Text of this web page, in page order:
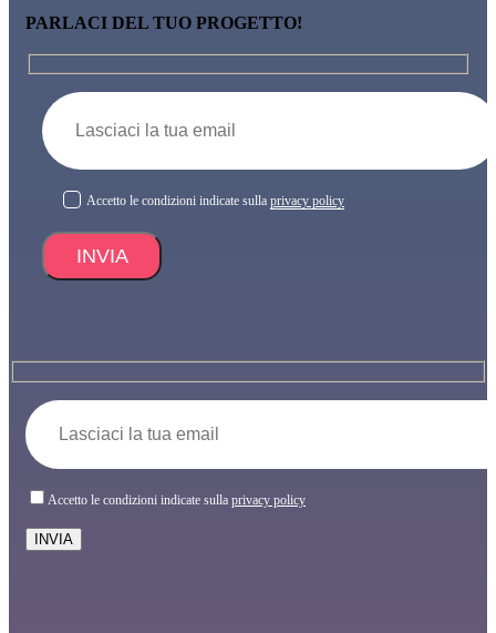
PARLACI DEL TUO PROGETTO!
Accetto le condizioni indicate sulla privacy policy
Accetto le condizioni indicate sulla privacy policy